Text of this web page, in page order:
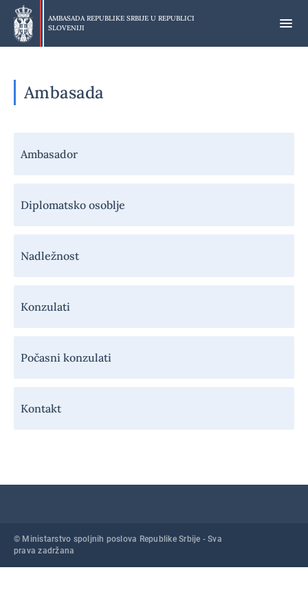
Preskoči
glavni
deo
AMBASADA REPUBLIKE SRBIJE U REPUBLICI
SLOVENIJI
Ambasada
Ambasador
Diplomatsko osoblje
Nadležnost
Konzulati
Počasni konzulati
Kontakt
© Ministarstvo spoljnih poslova Republike Srbije - Sva
prava zadržana